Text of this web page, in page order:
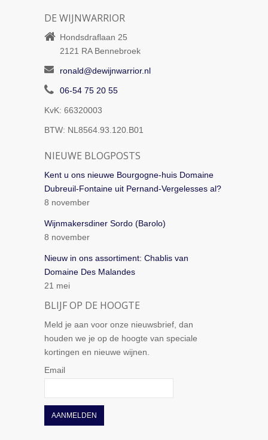
DE WIJNWARRIOR
Hondsdraflaan 25
2121 RA Bennebroek
ronald@dewijnwarrior.nl
06-54 75 20 55
KvK: 66320003
BTW: NL8564.93.120.B01
NIEUWE BLOGPOSTS
Kent u ons nieuwe Bourgogne-huis Domaine
Dubreuil-Fontaine uit Pernand-Vergelesses al?
8 november
Wijnmakersdiner Sordo (Barolo)
8 november
Nieuw in ons assortiment: Chablis van
Domaine Des Malandes
21 mei
BLIJF OP DE HOOGTE
Meld je aan voor onze nieuwsbrief, dan
houden we je op de hoogte van speciale
kortingen en nieuwe wijnen.
Email